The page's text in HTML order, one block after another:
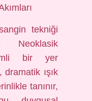
tekniği
bir yer
ışık
tanınır,